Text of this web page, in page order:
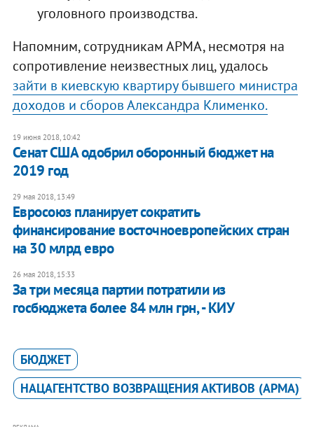
уголовного производства.
Напомним, сотрудникам АРМА, несмотря на
сопротивление неизвестных лиц, удалось
зайти в киевскую квартиру бывшего министра
доходов и сборов Александра Клименко.
19 июня 2018, 10:42
Сенат США одобрил оборонный бюджет на
2019 год
29 мая 2018, 13:49
Евросоюз планирует сократить
финансирование восточноевропейских стран
на 30 млрд евро
26 мая 2018, 15:33
За три месяца партии потратили из
госбюджета более 84 млн грн, - КИУ
БЮДЖЕТ
НАЦАГЕНТСТВО ВОЗВРАЩЕНИЯ АКТИВОВ (АРМА)